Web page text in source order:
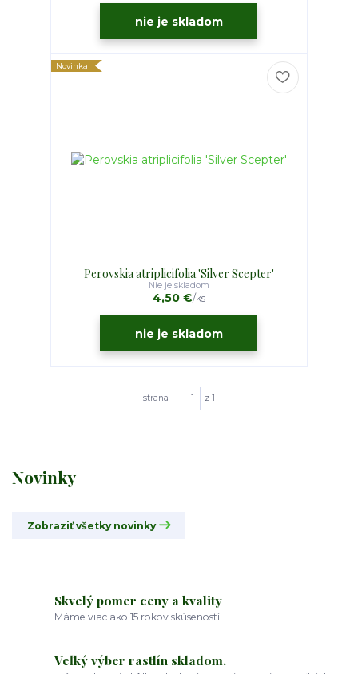
Novinky
Zobraziť všetky novinky
nie je skladom
Novinka
Perovskia atriplicifolia 'Silver Scepter'
4,50 €/ks
Nie je skladom
nie je skladom
strana z 1
Skvelý pomer ceny a kvality
Máme viac ako 15 rokov skúseností.
Veľký výber rastlín skladom.